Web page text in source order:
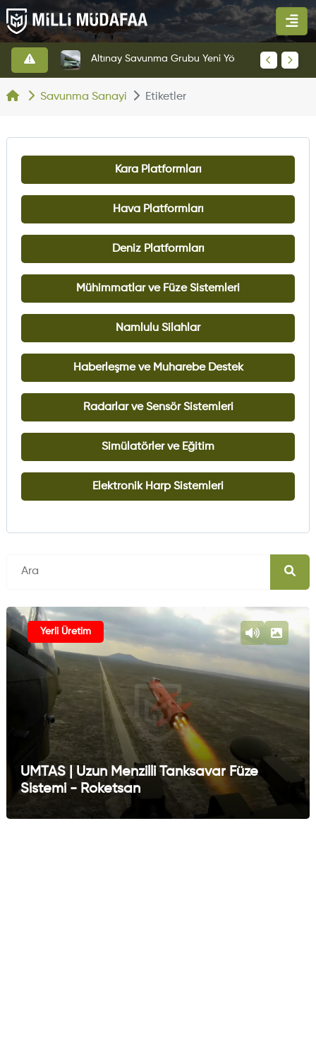
Savunma Sanayi Etiketler
Yerli Üretim
UMTAS | Uzun Menzilli Tanksavar Füze
Sistemi - Roketsan
Kara Platformları
Hava Platformları
Deniz Platformları
Mühimmatlar ve Füze Sistemleri
Namlulu Silahlar
Haberleşme ve Muharebe Destek
Radarlar ve Sensör Sistemleri
Simülatörler ve Eğitim
Elektronik Harp Sistemleri